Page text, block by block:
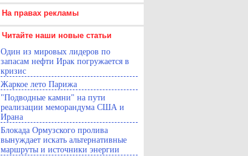
На правах рекламы
Читайте наши новые статьи
Один из мировых лидеров по
запасам нефти Ирак погружается в
кризис
Жаркое лето Парижа
"Подводные камни" на пути
реализации меморандума США и
Ирана
Блокада Ормузского пролива
вынуждает искать альтернативные
маршруты и источники энергии